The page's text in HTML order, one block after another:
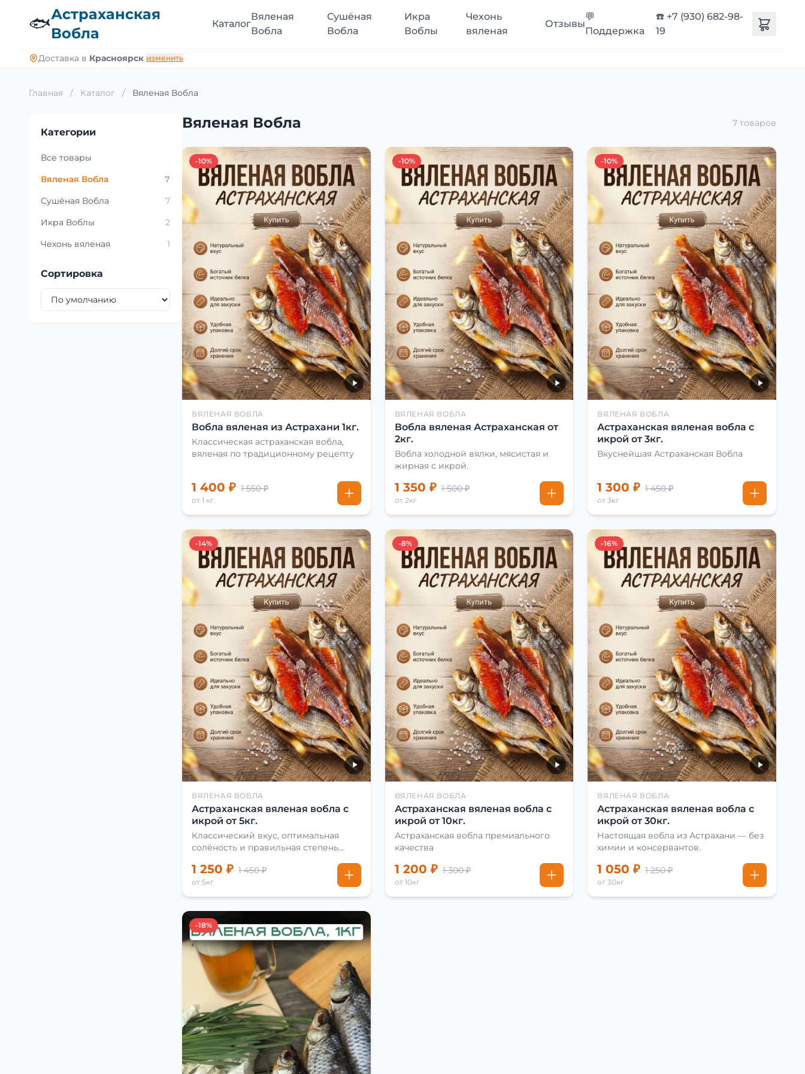
🐟Астраханская
Вобла
Каталог
Вяленая
Вобла
Сушёная
Вобла
Икра
Воблы
Чехонь
вяленая
Отзывы
💬
Поддержка
☎️ +7 (930) 682-98-
19
Доставка в Красноярск изменить
Главная / Каталог / Вяленая Вобла
Категории
Все товары
Вяленая Вобла
7
Сушёная Вобла
7
Икра Воблы
2
Чехонь вяленая
1
Сортировка
Вяленая Вобла 7 товаров
-10%
ВЯЛЕНАЯ ВОБЛА
Вобла вяленая из Астрахани 1кг.
Классическая астраханская вобла,
вяленая по традиционному рецепту
1 400 ₽ 1 550 ₽
от 1 кг.
-10%
ВЯЛЕНАЯ ВОБЛА
Вобла вяленая Астраханская от
2кг.
Вобла холодной вялки, мясистая и
жирная с икрой.
1 350 ₽ 1 500 ₽
от 2кг
-10%
ВЯЛЕНАЯ ВОБЛА
Астраханская вяленая вобла с
икрой от 3кг.
Вкуснейшая Астраханская Вобла
1 300 ₽ 1 450 ₽
от 3кг
-14%
ВЯЛЕНАЯ ВОБЛА
Астраханская вяленая вобла с
икрой от 5кг.
Классический вкус, оптимальная
солёность и правильная степень
1 250 ₽ 1 450 ₽
от 5кг
-8%
ВЯЛЕНАЯ ВОБЛА
Астраханская вяленая вобла с
икрой от 10кг.
Астраханская вобла премиального
качества
1 200 ₽ 1 300 ₽
от 10кг
-16%
ВЯЛЕНАЯ ВОБЛА
Астраханская вяленая вобла с
икрой от 30кг.
Настоящая вобла из Астрахани — без
химии и консервантов.
1 050 ₽ 1 250 ₽
от 30кг
-18%